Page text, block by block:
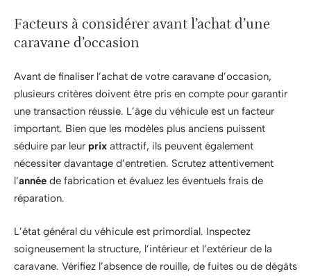
Facteurs à considérer avant l’achat d’une
caravane d’occasion
Avant de finaliser l’achat de votre caravane d’occasion,
plusieurs critères doivent être pris en compte pour garantir
une transaction réussie. L’âge du véhicule est un facteur
important. Bien que les modèles plus anciens puissent
séduire par leur prix attractif, ils peuvent également
nécessiter davantage d’entretien. Scrutez attentivement
l’année de fabrication et évaluez les éventuels frais de
réparation.
L’état général du véhicule est primordial. Inspectez
soigneusement la structure, l’intérieur et l’extérieur de la
caravane. Vérifiez l’absence de rouille, de fuites ou de dégâts